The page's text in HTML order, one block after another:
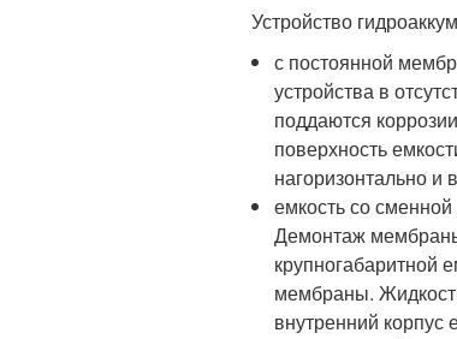
Устройство
с постоянной
устройства в
поддаются
поверхность
нагоризонтально
емкость со
Демонтаж
крупногабаритной
мембраны.
внутренний корпус